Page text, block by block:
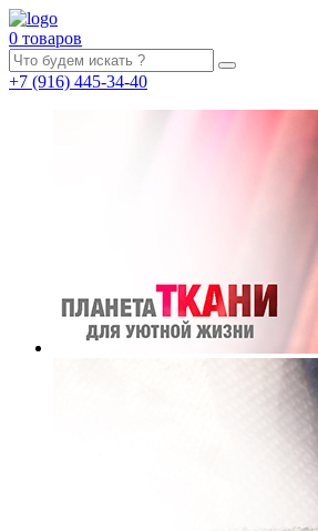
0 товаров
+7 (916) 445-34-40